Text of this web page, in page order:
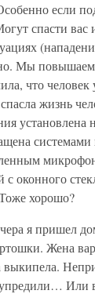
если
спасти
Мы повышаем
что человек
жизнь
установлена
системами
с оконного
хорошо?
я пришел
Жена
выкипела.
Или